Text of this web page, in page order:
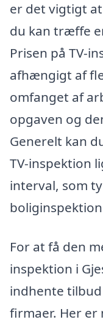
er det vigtigt
du kan træffe
Prisen på TV-
afhængigt af
omfanget af
opgaven og
Generelt kan
TV-inspektion
interval, som
For at få den
inspektion i
indhente
firmaer. Her er